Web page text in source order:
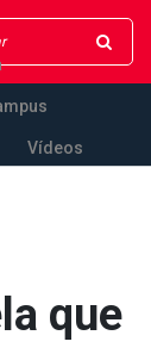
Vídeos
que